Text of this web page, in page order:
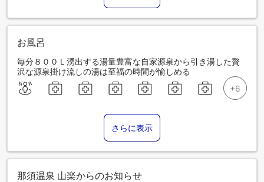
お風呂
毎分８００Ｌ湧出する湯量豊富な自家源泉から引き湯した贅
沢な源泉掛け流しの湯は至福の時間が愉しめる
さらに表示
那須温泉 山楽からのお知らせ